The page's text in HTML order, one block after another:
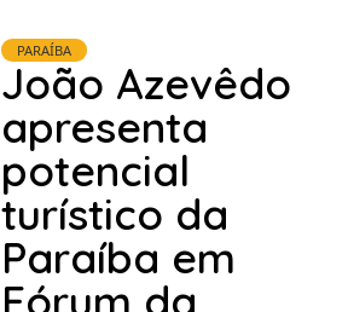
PARAÍBA
João Azevêdo
apresenta
potencial
turístico da
Paraíba em
Fórum da